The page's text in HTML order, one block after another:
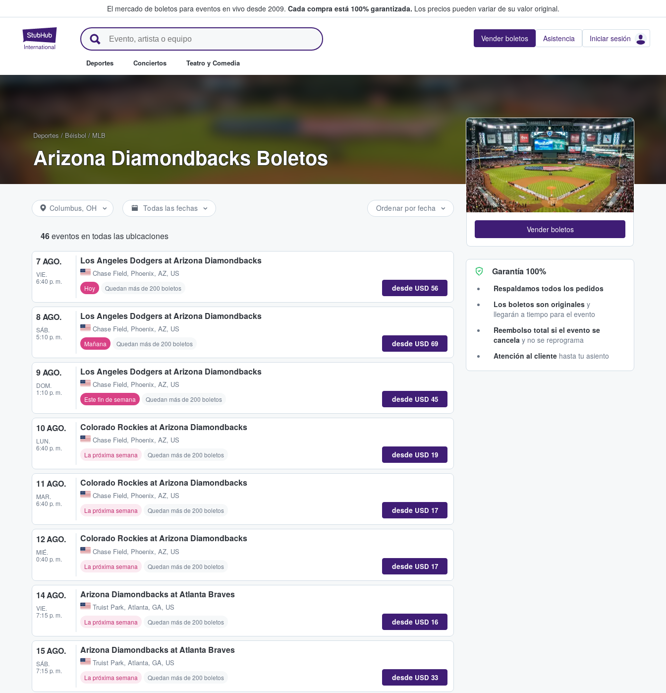
El mercado de boletos para eventos en vivo desde 2009. Cada compra está 100% garantizada. Los precios pueden variar de su valor original.
StubHub: donde los fans compran y venden boletos Vender boletos Asistencia Iniciar sesión
Deportes Conciertos Teatro y Comedia
Deportes / Béisbol / MLB
Arizona Diamondbacks Boletos
Columbus, OH Todas las fechas Ordenar por fecha
46eventos en todas las ubicaciones
7 AGO.
VIE.
6:40 p. m.
Los Angeles Dodgers at Arizona Diamondbacks
Chase Field, Phoenix, AZ, US
Hoy Quedan más de 200 boletos desde USD 56
8 AGO.
SÁB.
5:10 p. m.
Los Angeles Dodgers at Arizona Diamondbacks
Chase Field, Phoenix, AZ, US
Mañana Quedan más de 200 boletos desde USD 69
9 AGO.
DOM.
1:10 p. m.
Los Angeles Dodgers at Arizona Diamondbacks
Chase Field, Phoenix, AZ, US
Este fin de semana Quedan más de 200 boletos desde USD 45
10 AGO.
LUN.
6:40 p. m.
Colorado Rockies at Arizona Diamondbacks
Chase Field, Phoenix, AZ, US
La próxima semana Quedan más de 200 boletos desde USD 19
11 AGO.
MAR.
6:40 p. m.
Colorado Rockies at Arizona Diamondbacks
Chase Field, Phoenix, AZ, US
La próxima semana Quedan más de 200 boletos desde USD 17
12 AGO.
MIÉ.
0:40 p. m.
Colorado Rockies at Arizona Diamondbacks
Chase Field, Phoenix, AZ, US
La próxima semana Quedan más de 200 boletos desde USD 17
14 AGO.
VIE.
7:15 p. m.
Arizona Diamondbacks at Atlanta Braves
Truist Park, Atlanta, GA, US
La próxima semana Quedan más de 200 boletos desde USD 16
15 AGO.
SÁB.
7:15 p. m.
Arizona Diamondbacks at Atlanta Braves
Truist Park, Atlanta, GA, US
La próxima semana Quedan más de 200 boletos desde USD 33
Arizona Diamondbacks
Vender boletos
Garantía 100%
Respaldamos todos los pedidos
Los boletos son originales y
llegarán a tiempo para el evento
Reembolso total si el evento se
cancela y no se reprograma
Atención al cliente hasta tu asiento